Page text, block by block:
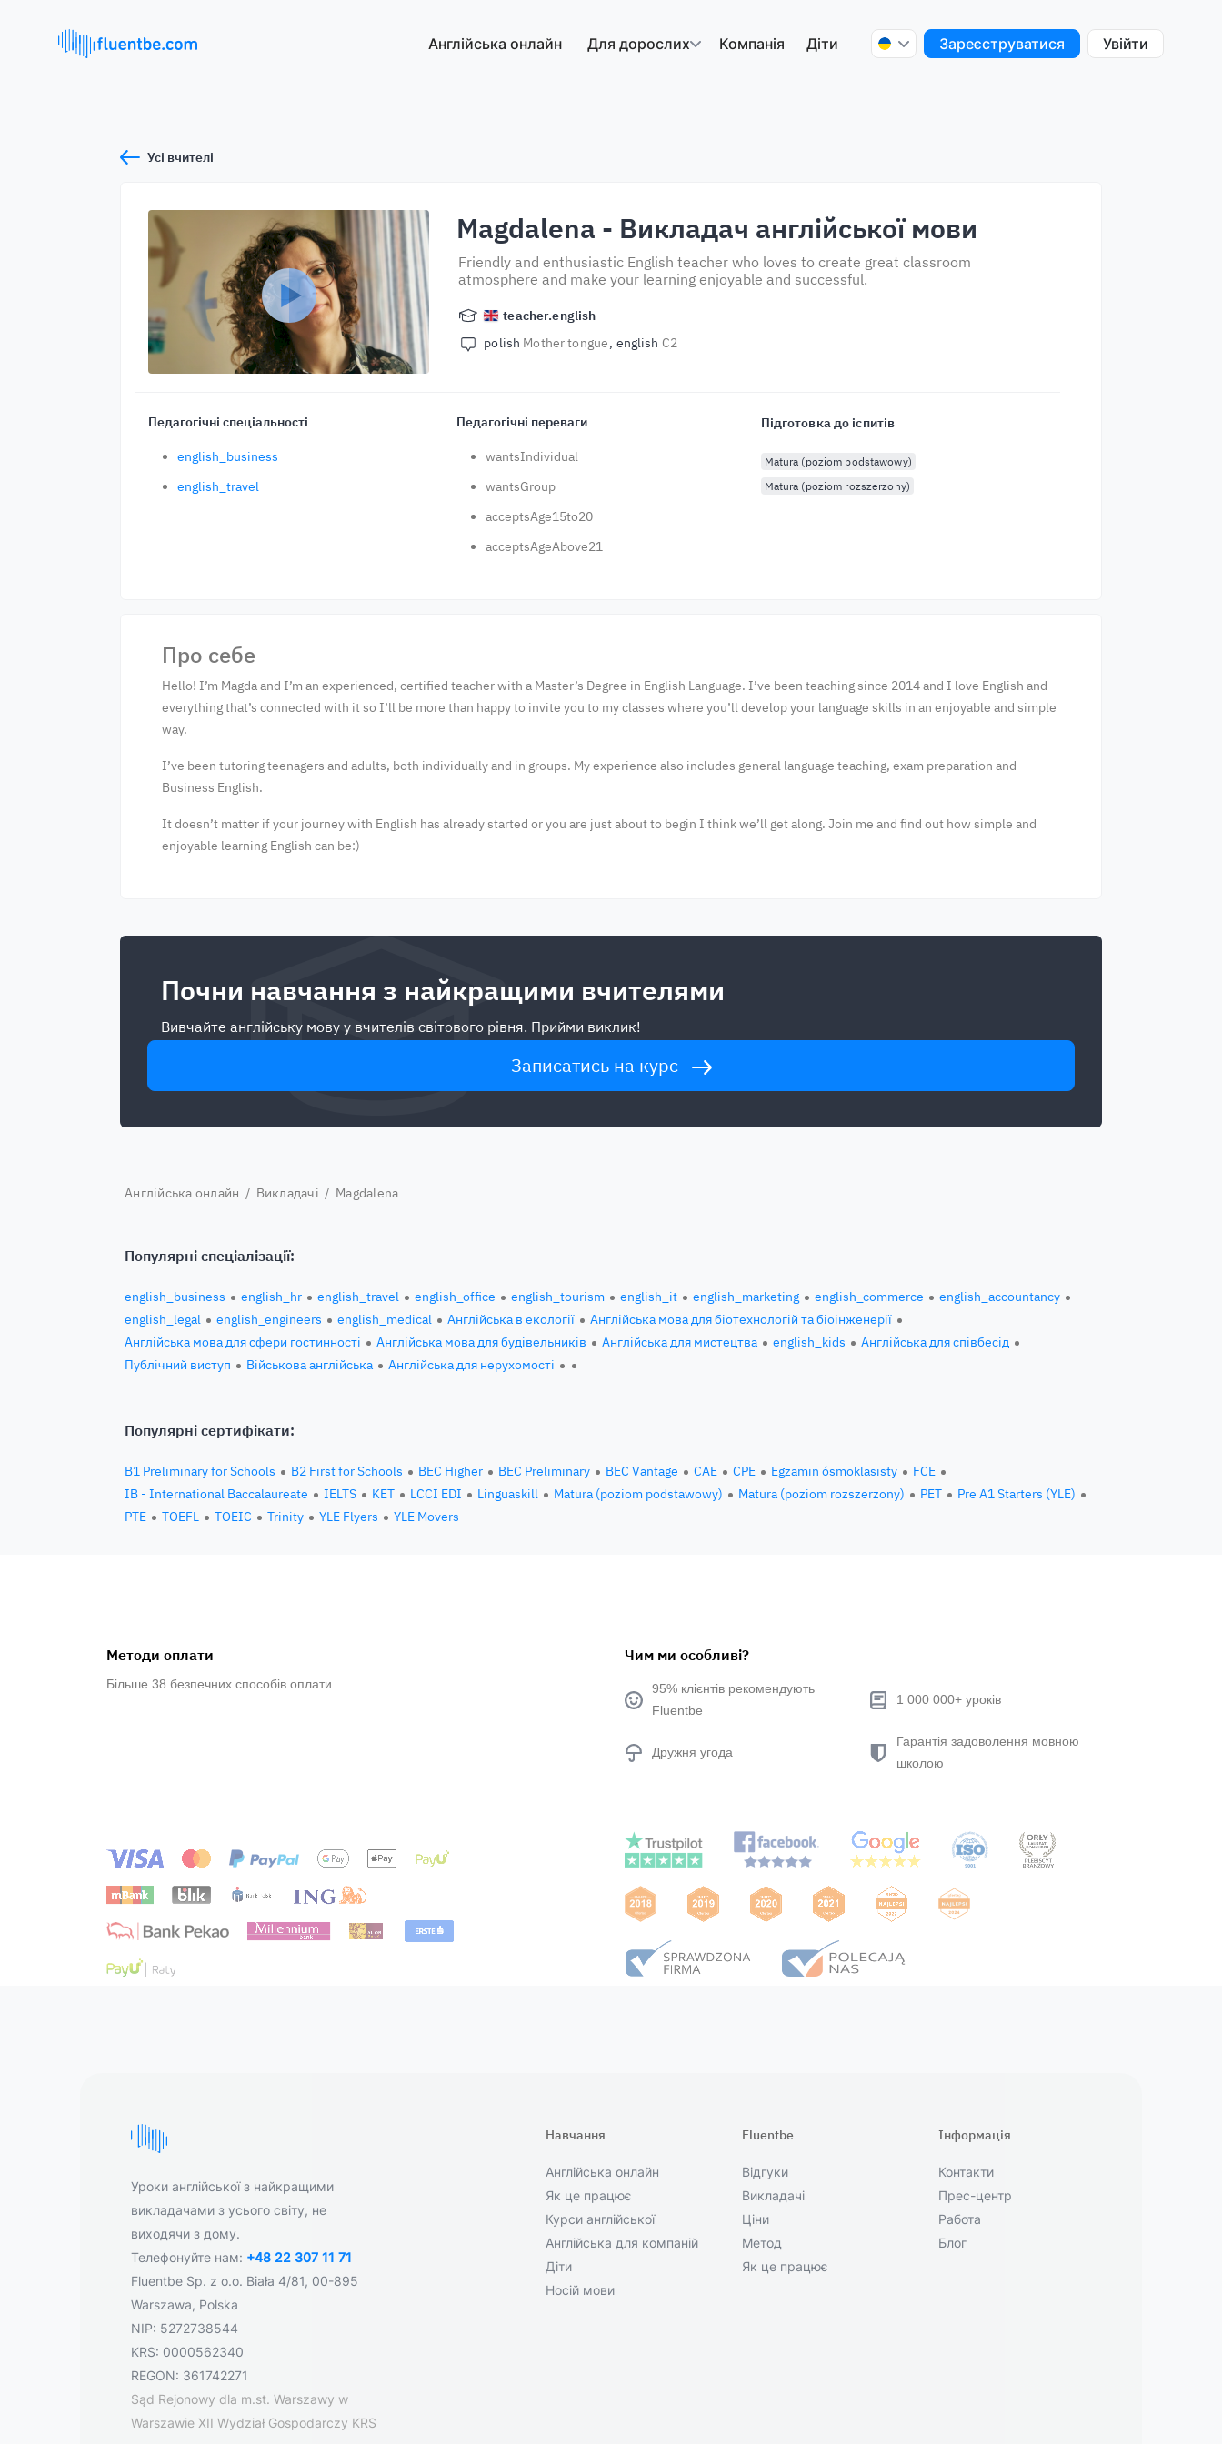
Англійська онлайн Для дорослих Компанія Діти Зареєструватися Увійти
Усі вчителі
Magdalena - Викладач англійської мови
Friendly and enthusiastic English teacher who loves to create great classroom
atmosphere and make your learning enjoyable and successful.
teacher.english
polish Mother tongue english C2
Педагогічні спеціальності
english_business
english_travel
Педагогічні переваги
wantsIndividual
wantsGroup
acceptsAge15to20
acceptsAgeAbove21
Підготовка до іспитів
Matura (poziom podstawowy)
Matura (poziom rozszerzony)
Про себе
Hello! I’m Magda and I’m an experienced, certified teacher with a Master’s Degree in English Language. I’ve been teaching since 2014 and I love English and
everything that’s connected with it so I’ll be more than happy to invite you to my classes where you’ll develop your language skills in an enjoyable and simple
way.
I’ve been tutoring teenagers and adults, both individually and in groups. My experience also includes general language teaching, exam preparation and
Business English.
It doesn’t matter if your journey with English has already started or you are just about to begin I think we’ll get along. Join me and find out how simple and
enjoyable learning English can be:)
Почни навчання з найкращими вчителями
Вивчайте англійську мову у вчителів світового рівня. Прийми виклик!
Записатись на курс
Англійська онлайн / Викладачі / Magdalena
Популярні спеціалізації:
english_business english_hr english_travel english_office english_tourism english_it english_marketing english_commerce
english_accountancy
english_legal
english_engineers english_medical Англійська в екології
Англійська мова для біотехнологій та біоінженерії
Англійська мова для сфери гостинності
Англійська мова для будівельників Англійська для мистецтва english_kids
Англійська для співбесід
Публічний виступ
Військова англійська Англійська для нерухомості
Популярні сертифікати:
B1 Preliminary for Schools B2 First for Schools BEC Higher BEC Preliminary BEC Vantage CAE CPE Egzamin ósmoklasisty
FCE
IB - International Baccalaureate
IELTS KET LCCI EDI Linguaskill Matura (poziom podstawowy) Matura (poziom rozszerzony) PET
Pre A1 Starters (YLE)
PTE
TOEFL TOEIC Trinity YLE Flyers YLE Movers
Методи оплати
Більше 38 безпечних способів оплати
Чим ми особливі?
95% клієнтів рекомендують
Fluentbe
1 000 000+ уроків
Дружня угода
Гарантія задоволення мовною
школою
Уроки англійської з найкращими
викладачами з усього світу, не
виходячи з дому.
Телефонуйте нам: +48 22 307 11 71
Fluentbe Sp. z o.o. Biała 4/81, 00-895
Warszawa, Polska
NIP: 5272738544
KRS: 0000562340
REGON: 361742271
Sąd Rejonowy dla m.st. Warszawy w
Warszawie XII Wydział Gospodarczy KRS
Навчання
Англійська онлайн
Як це працює
Курси англійської
Англійська для компаній
Діти
Носій мови
Fluentbe
Відгуки
Викладачі
Ціни
Метод
Як це працює
Інформація
Контакти
Прес-центр
Работа
Блог